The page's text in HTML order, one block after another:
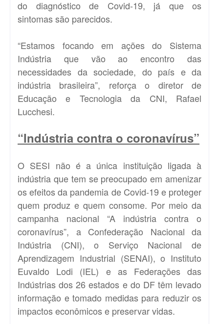
do diagnóstico de Covid-19, já que os
sintomas são parecidos.
“Estamos focando em ações do Sistema
Indústria que vão ao encontro das
necessidades da sociedade, do país e da
indústria brasileira”, reforça o diretor de
Educação e Tecnologia da CNI, Rafael
Lucchesi.
“Indústria contra o coronavírus”
O SESI não é a única instituição ligada à
indústria que tem se preocupado em amenizar
os efeitos da pandemia de Covid-19 e proteger
quem produz e quem consome. Por meio da
campanha nacional “A indústria contra o
coronavírus”, a Confederação Nacional da
Indústria (CNI), o Serviço Nacional de
Aprendizagem Industrial (SENAI), o Instituto
Euvaldo Lodi (IEL) e as Federações das
Indústrias dos 26 estados e do DF têm levado
informação e tomado medidas para reduzir os
impactos econômicos e preservar vidas.